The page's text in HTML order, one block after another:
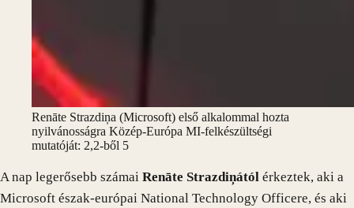
Renāte Strazdiņa (Microsoft) első alkalommal hozta
nyilvánosságra Közép-Európa MI-felkészültségi
mutatóját: 2,2-ből 5
A nap legerősebb számai Renāte Strazdiņától érkeztek, aki a
Microsoft észak-európai National Technology Officere, és aki